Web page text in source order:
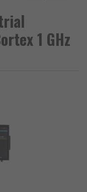
1 GHz